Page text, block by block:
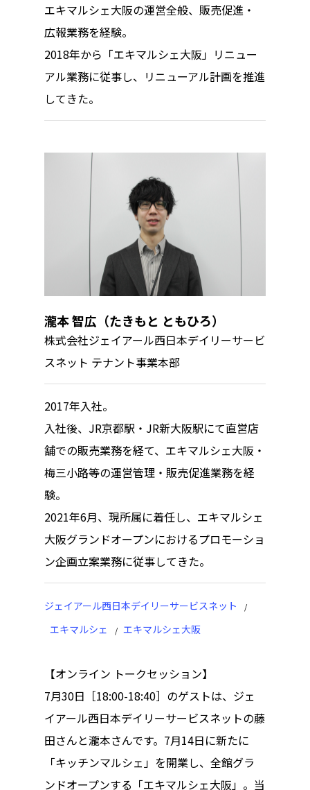
エキマルシェ大阪の運営全般、販売促進・
広報業務を経験。
2018年から「エキマルシェ大阪」リニュー
アル業務に従事し、リニューアル計画を推進
してきた。
瀧本 智広（たきもと ともひろ）
株式会社ジェイアール西日本デイリーサービ
スネット テナント事業本部
2017年入社。
入社後、JR京都駅・JR新大阪駅にて直営店
舗での販売業務を経て、エキマルシェ大阪・
梅三小路等の運営管理・販売促進業務を経
験。
2021年6月、現所属に着任し、エキマルシェ
大阪グランドオープンにおけるプロモーショ
ン企画立案業務に従事してきた。
ジェイアール西日本デイリーサービスネット
エキマルシェ
エキマルシェ大阪
【オンライン トークセッション】
7月30日［18:00-18:40］のゲストは、ジェ
イアール西日本デイリーサービスネットの藤
田さんと瀧本さんです。7月14日に新たに
「キッチンマルシェ」を開業し、全館グラ
ンドオープンする「エキマルシェ大阪」。当
ハイパー縁側@中津
ハイパー縁側@淀屋
ハイパー縁側@私市
ハイパー縁側@三輪
ハイパー縁側@夢キ